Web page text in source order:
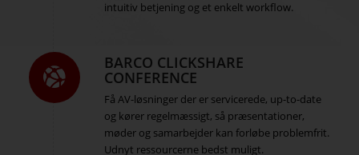
intuitiv betjening og et enkelt workflow.
BARCO CLICKSHARE
CONFERENCE
Få AV-løsninger der er servicerede, up-to-date
og kører regelmæssigt, så præsentationer,
møder og samarbejder kan forløbe problemfrit.
Udnyt ressourcerne bedst muligt.